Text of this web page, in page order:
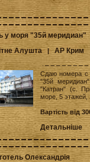
у моря "35й меридиан"
Алушта |АР Крим
Сдаю номера с
"35й
"Катран" (с.
море, 5
Вартість від
Детальніше
Олександрія